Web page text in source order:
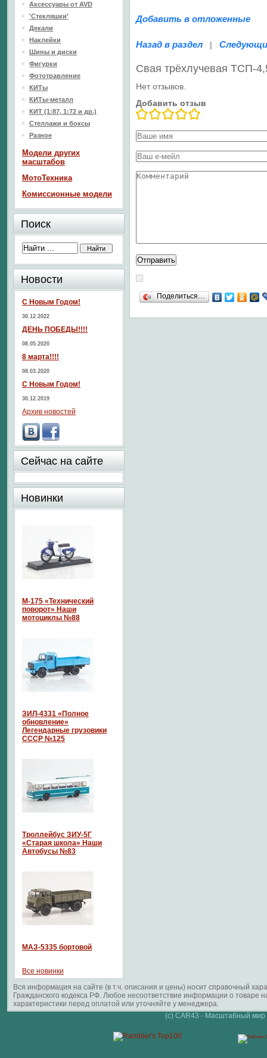
Добавить в отложенные
Назад в раздел |
Свая трёхлучевая ТСП-
Нет отзывов.
Добавить отзыв
Поделиться…
Аксессуары от AVD
'Стекляшки'
Декали
Наклейки
Шины и диски
Фигурки
Фототравление
КИТы
КИТы-металл
КИТ (1:87, 1:72 и др.)
Стеллажи и боксы
Разное
Модели других
масштабов
МотоТехника
Комиссионные модели
Поиск
Новости
С Новым Годом!
30.12.2022
ДЕНЬ ПОБЕДЫ!!!!
08.05.2020
8 марта!!!!
08.03.2020
С Новым Годом!
30.12.2019
Архив новостей
Сейчас на сайте
Новинки
М-175 «Технический
поворот» Наши
мотоциклы №88
ЗИЛ-4331 «Полное
обновление»
Легендарные грузовики
СССР №125
Троллейбус ЗИУ-5Г
«Старая школа» Наши
Автобусы №83
МАЗ-5335 бортовой
Все новинки
Вся информация на сайте (в т.ч. описания и цены) носит справочный
Гражданского кодекса РФ. Любое несоответствие информации о
характеристики перед оплатой или уточняйте у менеджера.
(c) CAR43 - Масштабный мир